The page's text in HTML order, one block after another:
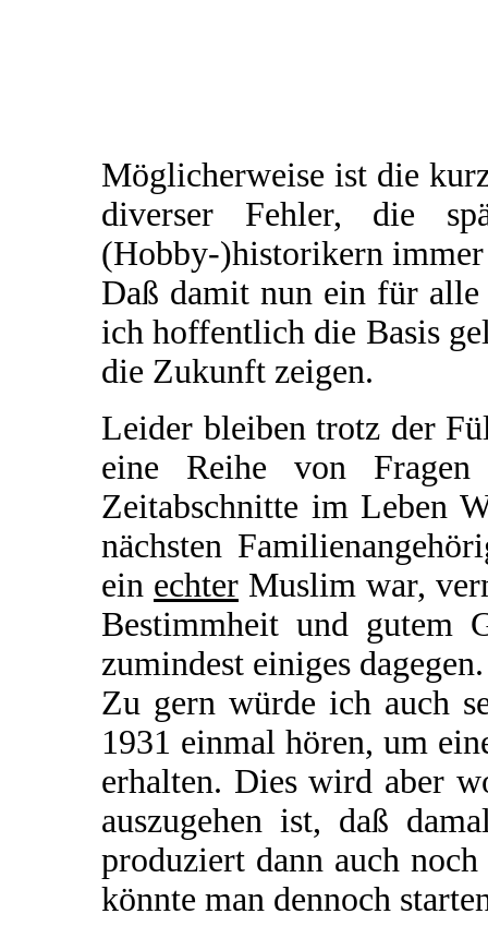
Möglicherweise ist die
diverser Fehler, die
(Hobby-)historikern immer
Daß damit nun ein für
ich hoffentlich die Basis
die Zukunft zeigen.
Leider bleiben trotz der
eine Reihe von
Zeitabschnitte im Leben
nächsten
ein echter Muslim war,
Bestimmheit und gutem
zumindest einiges dagegen.
Zu gern würde ich auch
1931 einmal hören, um
erhalten. Dies wird aber
auszugehen ist, daß
produziert dann auch
könnte man dennoch